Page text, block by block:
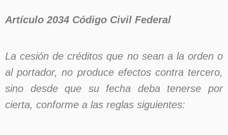
Artículo 2034 Código Civil Federal
La cesión de créditos que no sean a la orden o
al portador, no produce efectos contra tercero,
sino desde que su fecha deba tenerse por
cierta, conforme a las reglas siguientes: